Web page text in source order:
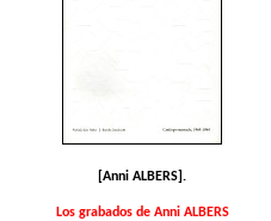
[Anni ALBERS].
Los grabados de Anni ALBERS